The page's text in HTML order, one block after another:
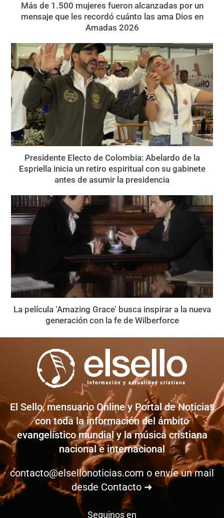
Más de 1.500 mujeres fueron alcanzadas por un
mensaje que les recordó cuánto las ama Dios en
Amadas 2026
Presidente Electo de Colombia: Abelardo de la
Espriella inicia un retiro espiritual con su gabinete
antes de asumir la presidencia
La película ‘Amazing Grace’ busca inspirar a la nueva
generación con la fe de Wilberforce
El Sello, mensuario Online y Portal de Noticias
con toda la información del ámbito
evangelístico mundial y la música cristiana
nacional e internacional
contacto@elsellonoticias.com o envíe un mail
desde Contacto ➜
Seguinos en